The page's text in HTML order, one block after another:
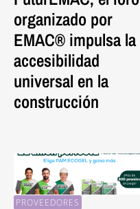
organizado por
EMAC® impulsa la
accesibilidad
universal en la
construcción
PROVEEDORES